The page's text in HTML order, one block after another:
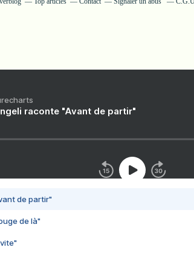
raconte "Avant de partir"
de partir"
de là"